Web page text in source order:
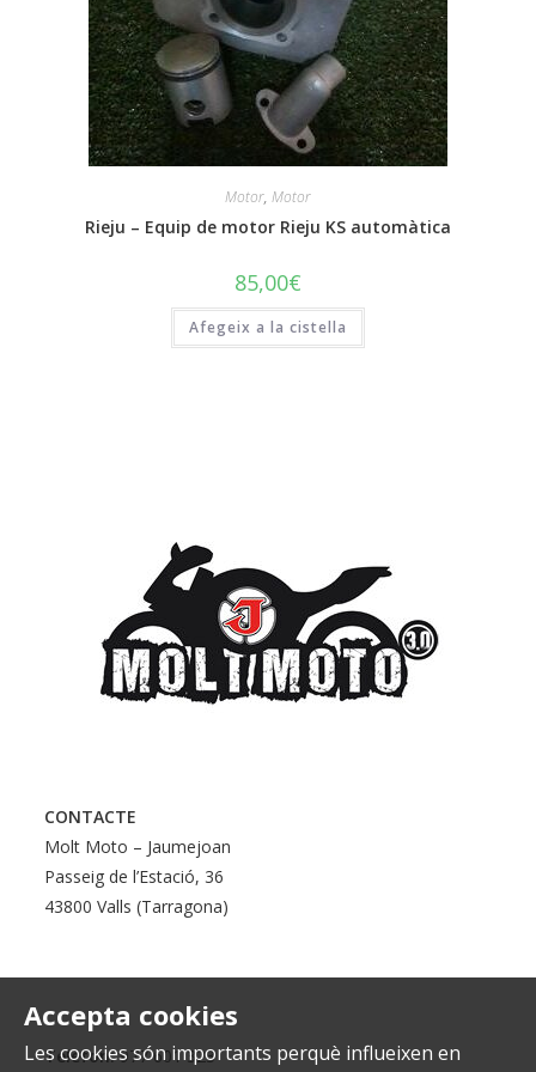
Motor, Motor
Rieju – Equip de motor Rieju KS automàtica
85,00€
Afegeix a la cistella
Accepta cookies
Les cookies són importants perquè influeixen en
CONTACTE
Molt Moto – Jaumejoan
Passeig de l’Estació, 36
43800 Valls (Tarragona)
Telèfon:977 601 323